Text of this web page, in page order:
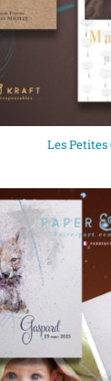
Les Petites